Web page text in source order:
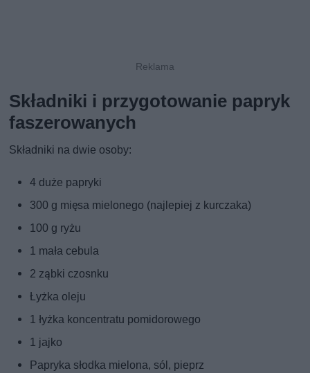
Składniki i przygotowanie papryk
faszerowanych
Składniki na dwie osoby:
4 duże papryki
300 g mięsa mielonego (najlepiej z kurczaka)
100 g ryżu
1 mała cebula
2 ząbki czosnku
Łyżka oleju
1 łyżka koncentratu pomidorowego
1 jajko
Papryka słodka mielona, sól, pieprz